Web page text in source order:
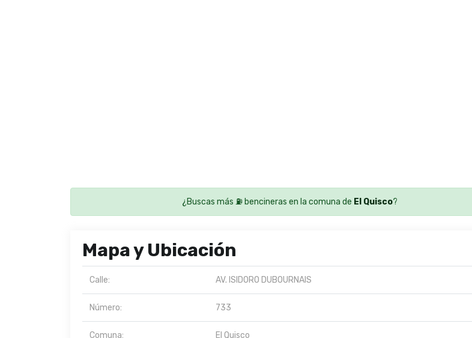
¿Buscas más ⛽ bencineras en la comuna de El Quisco?
Mapa y Ubicación
Calle: AV. ISIDORO DUBOURNAIS
Número: 733
Comuna: El Quisco